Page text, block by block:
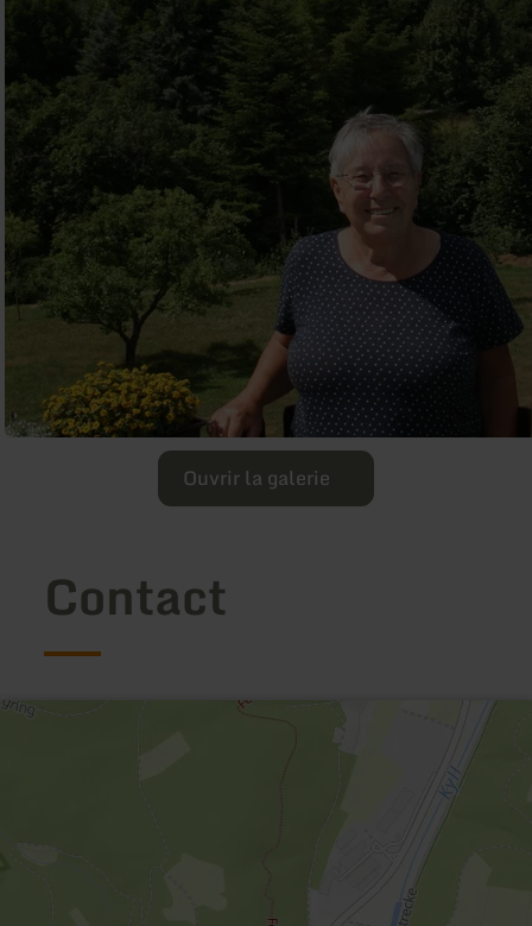
Ouvrir la galerie
Contact